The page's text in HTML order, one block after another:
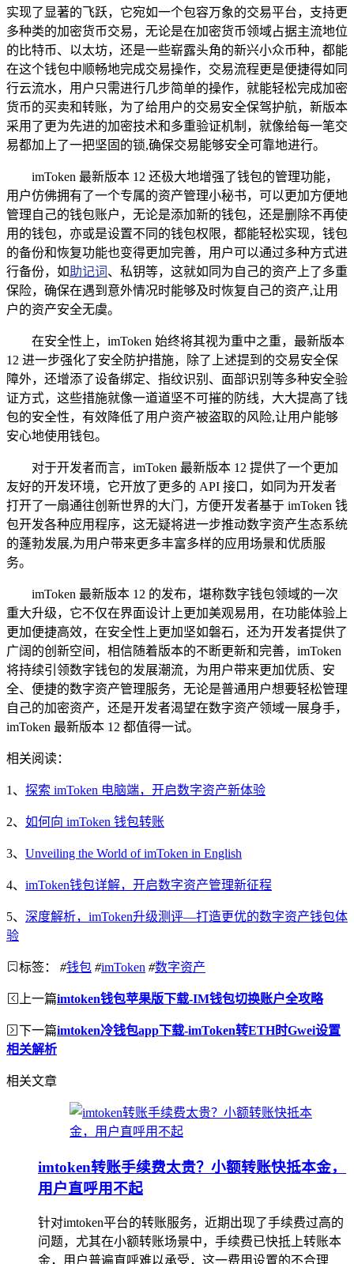
实现了显著的飞跃，它宛如一个包容万象的交易平台，支持更
多种类的加密货币交易，无论是在加密货币领域占据主流地位
的比特币、以太坊，还是一些崭露头角的新兴小众币种，都能
在这个钱包中顺畅地完成交易操作，交易流程更是便捷得如同
行云流水，用户只需进行几步简单的操作，就能轻松完成加密
货币的买卖和转账，为了给用户的交易安全保驾护航，新版本
采用了更为先进的加密技术和多重验证机制，就像给每一笔交
易都加上了一把坚固的锁,确保交易能够安全可靠地进行。
imToken 最新版本 12 还极大地增强了钱包的管理功能，
用户仿佛拥有了一个专属的资产管理小秘书，可以更加方便地
管理自己的钱包账户，无论是添加新的钱包，还是删除不再使
用的钱包，亦或是设置不同的钱包权限，都能轻松实现，钱包
的备份和恢复功能也变得更加完善，用户可以通过多种方式进
行备份，如助记词 、私钥等，这就如同为自己的资产上了多重
保险，确保在遇到意外情况时能够及时恢复自己的资产,让用
户的资产安全无虞。
在安全性上，imToken 始终将其视为重中之重，最新版本
12 进一步强化了安全防护措施，除了上述提到的交易安全保
障外，还增添了设备绑定、指纹识别、面部识别等多种安全验
证方式，这些措施就像一道道坚不可摧的防线，大大提高了钱
包的安全性，有效降低了用户资产被盗取的风险,让用户能够
安心地使用钱包。
对于开发者而言，imToken 最新版本 12 提供了一个更加
友好的开发环境，它开放了更多的 API 接口，如同为开发者
打开了一扇通往创新世界的大门，方便开发者基于 imToken 钱
包开发各种应用程序，这无疑将进一步推动数字资产生态系统
的蓬勃发展,为用户带来更多丰富多样的应用场景和优质服
务。
imToken 最新版本 12 的发布，堪称数字钱包领域的一次
重大升级，它不仅在界面设计上更加美观易用，在功能体验上
更加便捷高效，在安全性上更加坚如磐石，还为开发者提供了
广阔的创新空间，相信随着版本的不断更新和完善，imToken
将持续引领数字钱包的发展潮流，为用户带来更加优质、安
全、便捷的数字资产管理服务，无论是普通用户想要轻松管理
自己的加密资产，还是开发者渴望在数字资产领域一展身手，
imToken 最新版本 12 都值得一试。
相关阅读：
1、 探索 imToken 电脑端，开启数字资产新体验
2、 如何向 imToken 钱包转账
3、 Unveiling the World of imToken in English
4、 imToken钱包详解，开启数字资产管理新征程
5、 深度解析，imToken升级测评—打造更优的数字资产钱包体
验
标签： #钱包 #imToken #数字资产
上一篇imtoken钱包苹果版下载-IM钱包切换账户全攻略
下一篇imtoken冷钱包app下载-imToken转ETH时Gwei设置
相关解析
相关文章
imtoken转账手续费太贵？小额转账快抵本金，
用户直呼用不起
针对imtoken平台的转账服务，近期出现了手续费过高的
问题，尤其在小额转账场景中，手续费已快抵上转账本
金，用户普遍直呼难以承受，这一费用设置的不合理